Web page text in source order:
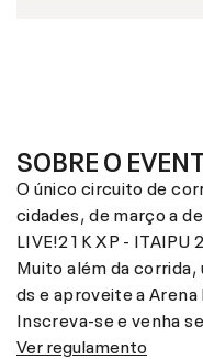
SOBRE O
O único circuito de
cidades, de março a
LIVE!21K XP - ITAIPU
Muito além da
ds e aproveite a
Inscreva-se e venha
Ver regulamento